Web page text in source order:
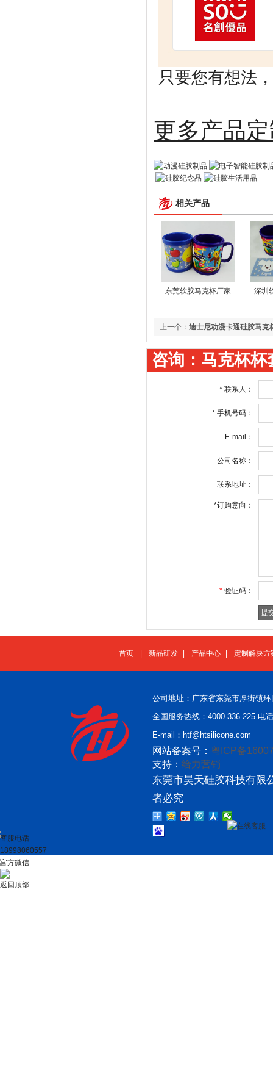
只要您有想法
更多
相关产品
东莞软胶马克杯厂家 深圳
上一个： 迪士尼动漫卡通硅胶马克
咨询：马克杯杯
* 联系人：
* 手机号码：
E-mail：
公司名称：
联系地址：
*订购意向：
* 验证码：
首页 新品研发 产品中心 定制解决方
公司地址：广东省东莞市厚街镇
全国服务热线：4000-336-225 电
E-mail：htf@htsilicone.com
网站备案号： 粤ICP备
支持： 给力营销
东莞市昊天硅胶科技有限
者必究
在线客服
客服电话
18998060557
官方微信
返回顶部